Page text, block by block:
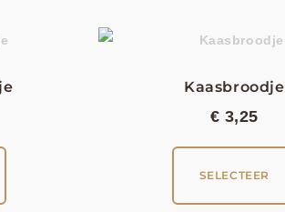
Kaasbroodje
€ 3,25
SELECTEER